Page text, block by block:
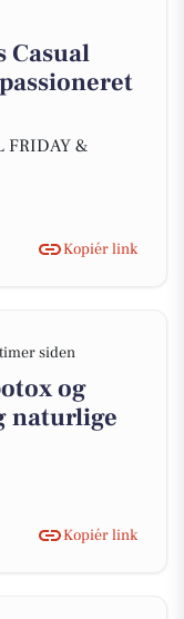
Casual
FRIDAY &
Kopiér link
siden
og
naturlige
Kopiér link